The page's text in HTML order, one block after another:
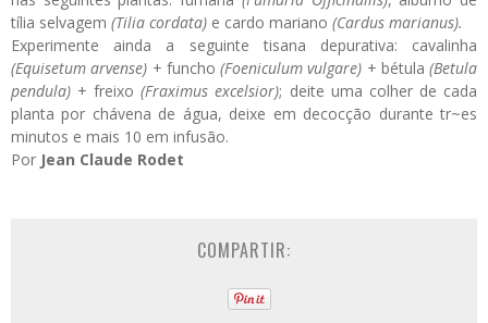
tília selvagem (Tilia cordata) e cardo mariano (Cardus marianus).
Experimente ainda a seguinte tisana depurativa: cavalinha
(Equisetum arvense) + funcho (Foeniculum vulgare) + bétula (Betula
pendula) + freixo(Fraximus excelsior); deite uma colher de cada
planta por chávena de água, deixe em decocção durante tr~es
minutos e mais 10 em infusão.
Por Jean Claude Rodet
COMPARTIR: